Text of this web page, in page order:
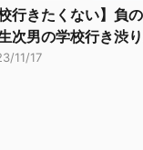
校行きたくない】負
次男の学校行き渋
11/17